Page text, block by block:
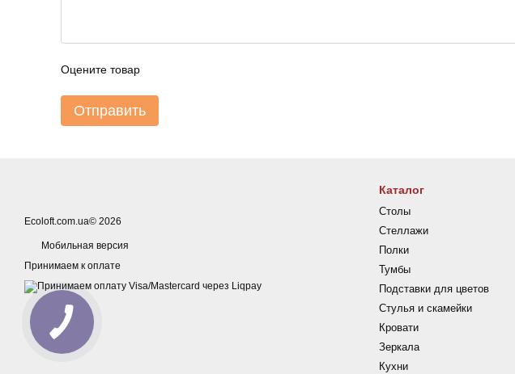
Оцените товар
Отправить
Ecoloft.com.ua© 2026
Мобильная версия
Принимаем к оплате
Каталог
Столы
Стеллажи
Полки
Тумбы
Подставки для цветов
Стулья и скамейки
Кровати
Зеркала
Кухни